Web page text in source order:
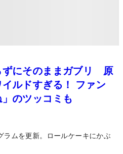
ずにそのままガブリ 原
ルドすぎる！ ファン
のツッコミも
ラムを更新。ロールケーキにかぶ